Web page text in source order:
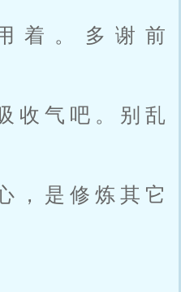
着。多谢前
收气吧。别乱
，是修炼其它